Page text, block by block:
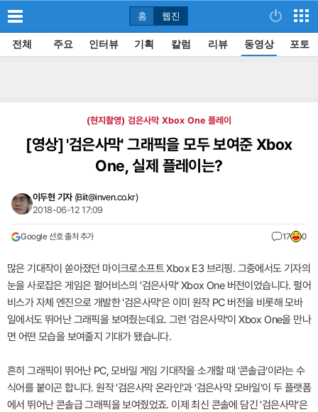
홈 웹진
전체 주요 인터뷰 기획 칼럼 리뷰 동영상 포토
(현지촬영) 검은사막 Xbox One 플레이
[영상]'검은사막' 그래픽을 모두 보여준 Xbox
One, 실제 플레이는?
이두현 기자 (Biit@inven.co.kr)
2018-06-12 17:09
Google 선호 출처 추가 17 0
많은 기대작이 쏟아졌던 마이크로소프트 Xbox E3 브리핑. 그중에서도 기자의
눈을 사로잡은 게임은 펄어비스의 '검은사막' Xbox One 버전이었습니다. 펄어
비스가 자체 엔진으로 개발한 '검은사막'은 이미 원작 PC 버전을 비롯해 모바
일에서도 뛰어난 그래픽을 보여줬는데요. 그런 '검은사막'이 Xbox One을 만나
면 어떤 모습을 보여줄지 기대가 됐습니다.
흔히 그래픽이 뛰어난 PC, 모바일 게임 기대작을 소개할 때 '콘솔급'이라는 수
식어를 붙이곤 합니다. 원작 '검은사막 온라인'과 '검은사막 모바일'이 두 플랫폼
에서 뛰어난 콘솔급 그래픽을 보여줬었죠. 이제 최신 콘솔에 담긴 '검은사막'은